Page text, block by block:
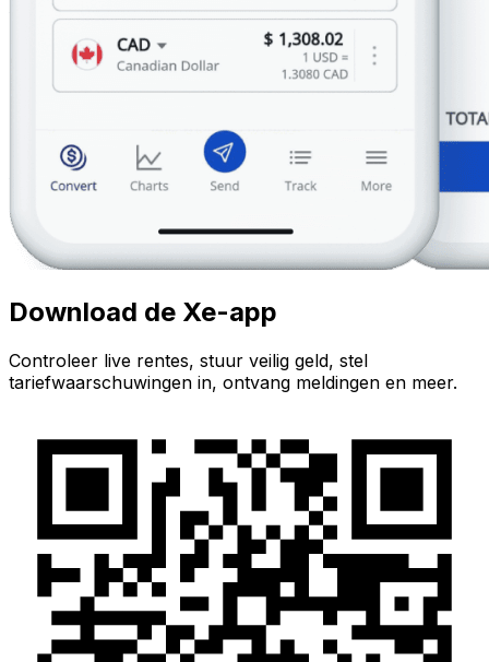
Download de Xe-app
Controleer live rentes, stuur veilig geld, stel
tariefwaarschuwingen in, ontvang meldingen en meer.